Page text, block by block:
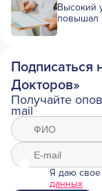
Высокий
повышал
Подписаться
Докторов»
Получайте
mail
Я даю свое
данных